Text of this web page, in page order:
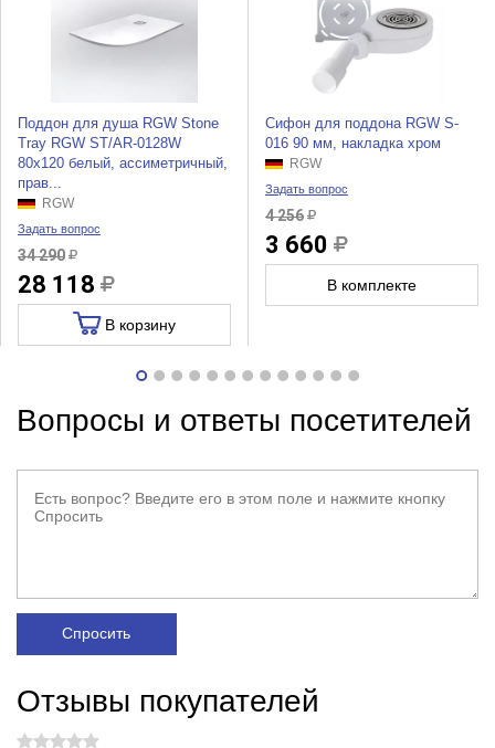
Поддон для душа RGW Stone
Tray RGW ST/AR-0128W
80x120 белый, ассиметричный,
прав...
RGW
Задать вопрос
34 290
28 118
В корзину
Сифон для поддона RGW S-
016 90 мм, накладка хром
RGW
Задать вопрос
4 256
3 660
В комплекте
Вопросы и ответы посетителей
Спросить
Отзывы покупателей